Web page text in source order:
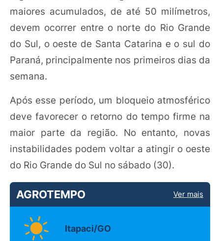
maiores acumulados, de até 50 milímetros,
devem ocorrer entre o norte do Rio Grande
do Sul, o oeste de Santa Catarina e o sul do
Paraná, principalmente nos primeiros dias da
semana.
Após esse período, um bloqueio atmosférico
deve favorecer o retorno do tempo firme na
maior parte da região. No entanto, novas
instabilidades podem voltar a atingir o oeste
do Rio Grande do Sul no sábado (30).
AGROTEMPO Ver mais
Itapaci/GO